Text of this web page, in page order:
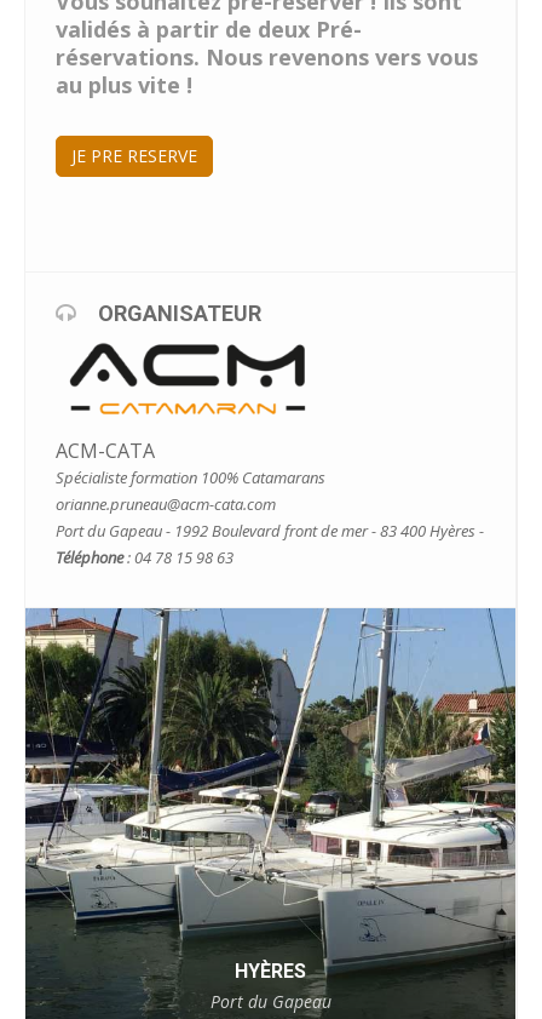
validés à partir de deux Pré-
réservations. Nous revenons vers vous
au plus vite !
JE PRE RESERVE
ORGANISATEUR
ACM-CATA
Spécialiste formation 100% Catamarans
orianne.pruneau@acm-cata.com
Port du Gapeau - 1992 Boulevard front de mer - 83 400 Hyères -
Téléphone: 04 78 15 98 63
HYÈRES
Port du Gapeau